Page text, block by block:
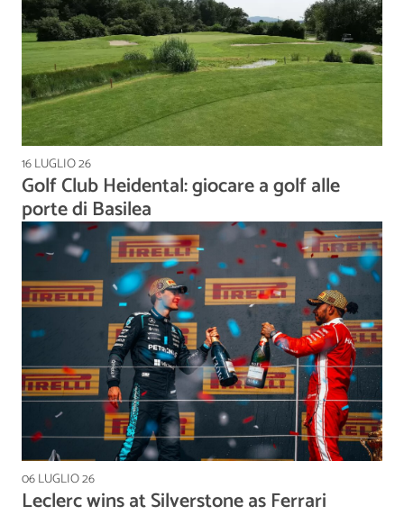
16 LUGLIO 26
Golf Club Heidental: giocare a golf alle
porte di Basilea
06 LUGLIO 26
Leclerc wins at Silverstone as Ferrari